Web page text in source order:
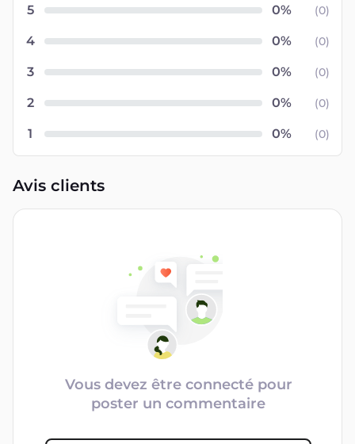
5 (0)
4 (0)
3 (0)
2 (0)
1 (0)
Avis clients
Vous devez être connecté pour
poster un commentaire